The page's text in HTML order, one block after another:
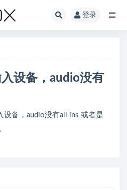
登录
设备，audio没有
设备，audio没有all ins 或者是